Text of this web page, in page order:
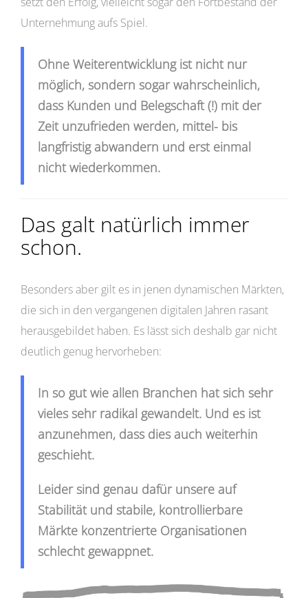
Unternehmung aufs Spiel.
Ohne Weiterentwicklung ist nicht nur
möglich, sondern sogar wahrscheinlich,
dass Kunden und Belegschaft (!) mit der
Zeit unzufrieden werden, mittel- bis
langfristig abwandern und erst einmal
nicht wiederkommen.
Das galt natürlich immer
schon.
Besonders aber gilt es in jenen dynamischen Märkten,
die sich in den vergangenen digitalen Jahren rasant
herausgebildet haben. Es lässt sich deshalb gar nicht
deutlich genug hervorheben:
In so gut wie allen Branchen hat sich sehr
vieles sehr radikal gewandelt. Und es ist
anzunehmen, dass dies auch weiterhin
geschieht.
Leider sind genau dafür unsere auf
Stabilität und stabile, kontrollierbare
Märkte konzentrierte Organisationen
schlecht gewappnet.